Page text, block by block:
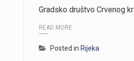
Gradsko društvo Crvenog
READ MORE
Posted in Rijeka